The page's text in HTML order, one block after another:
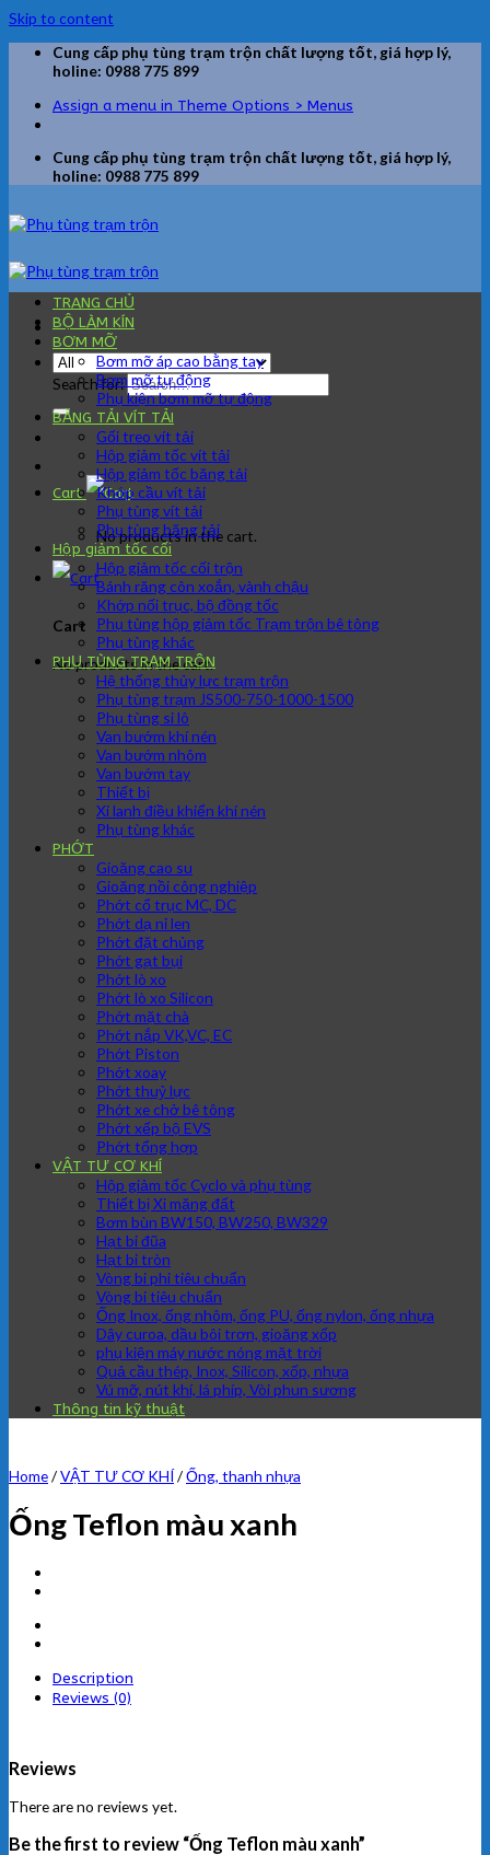
Skip to content
Cung cấp phụ tùng trạm trộn chất lượng tốt, giá hợp lý,
holine: 0988 775 899
Assign a menu in Theme Options > Menus
Cung cấp phụ tùng trạm trộn chất lượng tốt, giá hợp lý,
holine: 0988 775 899
Search for:
Cart
No products in the cart.
Cart
No products in the cart.
TRANG CHỦ
BỘ LÀM KÍN
BƠM MỠ
Bơm mỡ áp cao bằng tay
Bơm mỡ tự động
Phụ kiện bơm mỡ tự động
BĂNG TẢI VÍT TẢI
Gối treo vít tải
Hộp giảm tốc vít tải
Hộp giảm tốc băng tải
Khớp cầu vít tải
Phụ tùng vít tải
Phụ tùng băng tải
Hộp giảm tốc cối
Hộp giảm tốc cối trộn
Bánh răng côn xoắn, vành chậu
Khớp nối trục, bộ đồng tốc
Phụ tùng hộp giảm tốc Trạm trộn bê tông
Phụ tùng khác
PHỤ TÙNG TRẠM TRÔN
Hệ thống thủy lực trạm trộn
Phụ tùng trạm JS500-750-1000-1500
Phụ tùng si lô
Van bướm khí nén
Van bướm nhôm
Van bướm tay
Thiết bị
Xi lanh điều khiển khí nén
Phụ tùng khác
PHỚT
Gioăng cao su
Gioăng nồi công nghiệp
Phớt cổ trục MC, DC
Phớt dạ nỉ len
Phớt đặt chủng
Phớt gạt bụi
Phớt lò xo
Phớt lò xo Silicon
Phớt mặt chà
Phớt nắp VK,VC, EC
Phớt Piston
Phớt xoay
Phớt thuỷ lực
Phớt xe chở bê tông
Phớt xếp bộ EVS
Phớt tổng hợp
VẬT TƯ CƠ KHÍ
Hộp giảm tốc Cyclo và phụ tùng
Thiết bị Xi măng đất
Bơm bùn BW150, BW250, BW329
Hạt bi đũa
Hạt bi tròn
Vòng bi phi tiêu chuẩn
Vòng bi tiêu chuẩn
Ống Inox, ống nhôm, ống PU, ống nylon, ống nhựa
Dây curoa, dầu bôi trơn, gioăng xốp
phụ kiện máy nước nóng mặt trời
Quả cầu thép, Inox, Silicon, xốp, nhựa
Vú mỡ, nút khí, lá phíp, Vòi phun sương
Thông tin kỹ thuật
Home/VẬT TƯ CƠ KHÍ/Ống, thanh nhựa
Ống Teflon màu xanh
Description
Reviews (0)
Reviews
There are no reviews yet.
Be the first to review “Ống Teflon màu xanh”